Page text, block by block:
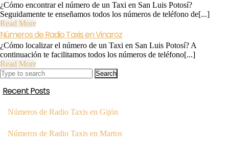
Radio
Taxis
en
Benicasim
¿Cómo encontrar el número de un Taxi en San Luis Potosí?
Seguidamente te enseñamos todos los números de teléfono de[...]
Read MoreRead
More
Números
de
Radio
Taxis
en
Vinaroz
Números de Radio Taxis en Vinaroz
¿Cómo localizar el número de un Taxi en San Luis Potosí? A
continuación te facilitamos todos los números de teléfono[...]
Read MoreRead
More
Search
Recent Posts
Números de Radio Taxis en Gijón
Números de Radio Taxis en Martos